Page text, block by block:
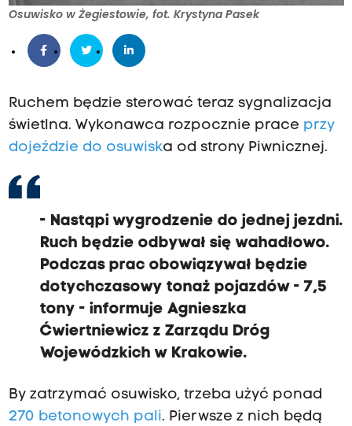
Osuwisko w Żegiestowie, fot. Krystyna Pasek
Ruchem będzie sterować teraz sygnalizacja
świetlna. Wykonawca rozpocznie prace przy
dojeździe do osuwiska od strony Piwnicznej.
- Nastąpi wygrodzenie do jednej jezdni.
Ruch będzie odbywał się wahadłowo.
Podczas prac obowiązywał będzie
dotychczasowy tonaż pojazdów - 7,5
tony - informuje Agnieszka
Ćwiertniewicz z Zarządu Dróg
Wojewódzkich w Krakowie.
By zatrzymać osuwisko, trzeba użyć ponad
270 betonowych pali. Pierwsze z nich będą